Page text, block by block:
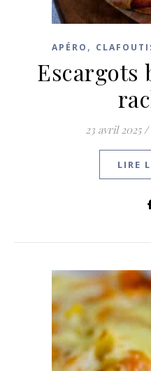
APÉRO ,
Escargots
23 avril 2025 /
LIRE